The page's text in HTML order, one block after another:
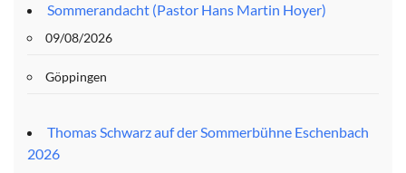
Sommerandacht (Pastor Hans Martin Hoyer)
09/08/2026
Göppingen
Thomas Schwarz auf der Sommerbühne Eschenbach
2026